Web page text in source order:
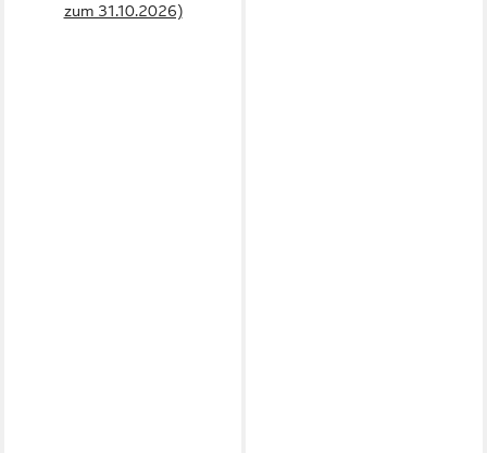
zum 31.10.2026)